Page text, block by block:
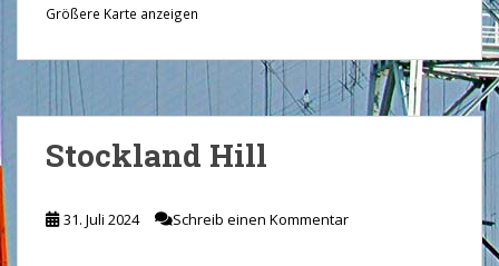
Größere Karte anzeigen
Stockland Hill
31. Juli 2024 Schreib einen Kommentar